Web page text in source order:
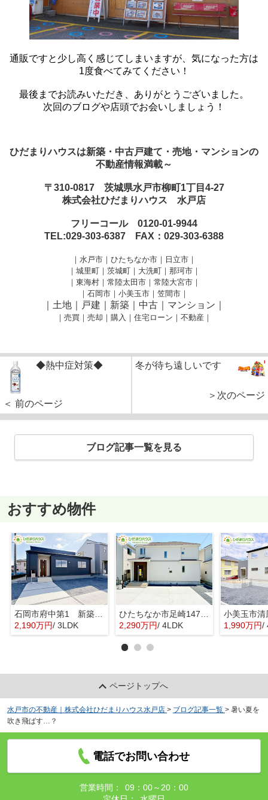
通販ですと少し高く感じてしまいますが、気になった方は
1度食べてみてください！
最後ま でお読みいただき、ありがとうございました。
次回のブログや店頭でお会いしましょう！
ひだまりハウスは新築・中古戸建て・売地・マンションの
不動産情報満載～
〒310-0817 茨城県水戸市柳町1丁目4-27
株式会社ひだまりハウス 水戸店
フリーコール 0120-01-9944
TEL:029-303-6387 FAX：029-303-6388
｜水戸市｜ひたちなか市｜日立市｜
｜城里町｜茨城町｜大洗町｜那珂市｜
｜東海村｜常陸太田市｜常陸大宮市｜
｜石岡市｜小美玉市｜笠間市 ｜
｜土地｜戸建｜新築｜中古｜マンション｜
｜売買｜売却｜購入｜住宅ローン｜不動産｜
◆熱中症対策◆
＜ 前のページ
冬が待ち遠しいです
＞次のページ
ブログ記事一覧を見る
おすすめ物件
石岡市府中第1 新築戸建 3号棟
2,190万円/ 3LDK
ひたちなか市足崎1474番 新築戸建 D号棟
2,290万円/ 4LDK 1,990万円/
ページトップへ
水戸市の不動産｜株式会社ひだまりハウス水戸店 > ブログ記事一覧 > 暑い夏を
吹き飛ばす…？
電話でお問い合わせ
営業時間：
09：00～20：00